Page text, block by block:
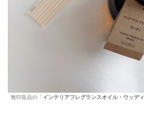
無印良品の「インテリアフレグランスオイル・ウッディ